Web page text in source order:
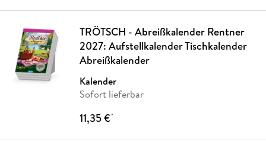
TRÖTSCH - Abreißkalender Rentner
2027: Aufstellkalender Tischkalender
Abreißkalender
Kalender
Sofort lieferbar
11,35 €*